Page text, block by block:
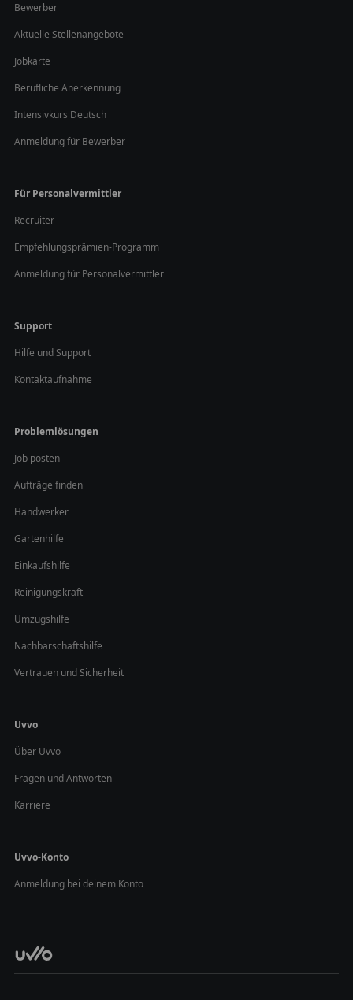
Bewerber
Aktuelle Stellenangebote
Jobkarte
Berufliche Anerkennung
Intensivkurs Deutsch
Anmeldung für Bewerber
Für Personalvermittler
Recruiter
Empfehlungsprämien-Programm
Anmeldung für Personalvermittler
Support
Hilfe und Support
Kontaktaufnahme
Problemlösungen
Job posten
Aufträge finden
Handwerker
Gartenhilfe
Einkaufshilfe
Reinigungskraft
Umzugshilfe
Nachbarschaftshilfe
Vertrauen und Sicherheit
Uvvo
Über Uvvo
Fragen und Antworten
Karriere
Uvvo-Konto
Anmeldung bei deinem Konto